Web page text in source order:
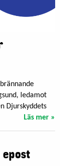
ledamot
Djurskyddets
Läs mer »